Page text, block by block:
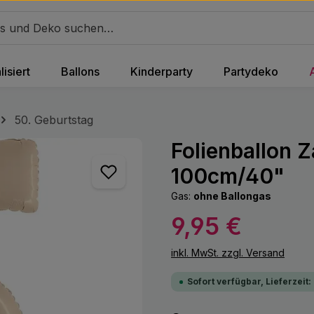
Ballons Kinderparty Partydeko
50. Geburtstag
Folienballon
100cm/40"
Gas: ohne Ballongas
Regulärer Preis:
9,95 €
inkl. MwSt. zzgl. Versand
Sofort verfügbar, Lieferzeit: